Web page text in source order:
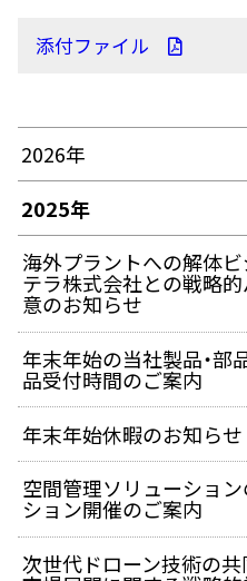
添付ファイル
2026年
2025年
海外プラントへの解体
テラ株式会社との戦略
意のお知らせ
年末年始の当社製品・
品受付時間のご案内
年末年始休暇のお知らせ
空間管理ソリューショ
ション開催のご案内
次世代ドローン技術の共